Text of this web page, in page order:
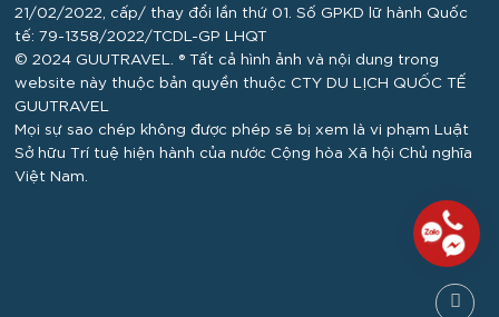
21/02/2022, cấp/ thay đổi lần thứ 01. Số GPKD lữ hành Quốc
tế: 79-1358/2022/TCDL-GP LHQT
© 2024 GUUTRAVEL. ® Tất cả hình ảnh và nội dung trong
website này thuộc bản quyền thuộc CTY DU LỊCH QUỐC TẾ
GUUTRAVEL
Mọi sự sao chép không được phép sẽ bị xem là vi phạm Luật
Sở hữu Trí tuệ hiện hành của nước Cộng hòa Xã hội Chủ nghĩa
Việt Nam.